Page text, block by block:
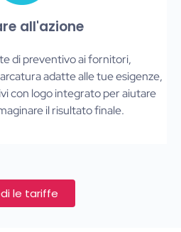
all'azione
di preventivo ai fornitori,
adatte alle tue esigenze,
con logo integrato per aiutare
il risultato finale.
le tariffe